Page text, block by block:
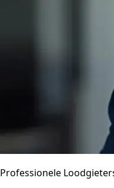
Professionele